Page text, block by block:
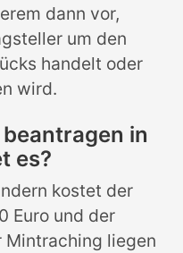
dann vor,
um den
handelt oder
wird.
in
es?
kostet der
Euro und der
Mintraching liegen